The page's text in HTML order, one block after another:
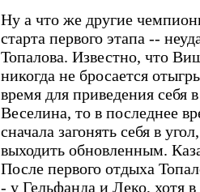
Ну а что же другие
старта первого этапа --
Топалова. Известно, что
никогда не бросается
время для приведения себя
Веселина, то в последнее
сначала загонять себя в
выходить обновленным.
После первого отдыха
- у Гельфанда и Леко, хотя